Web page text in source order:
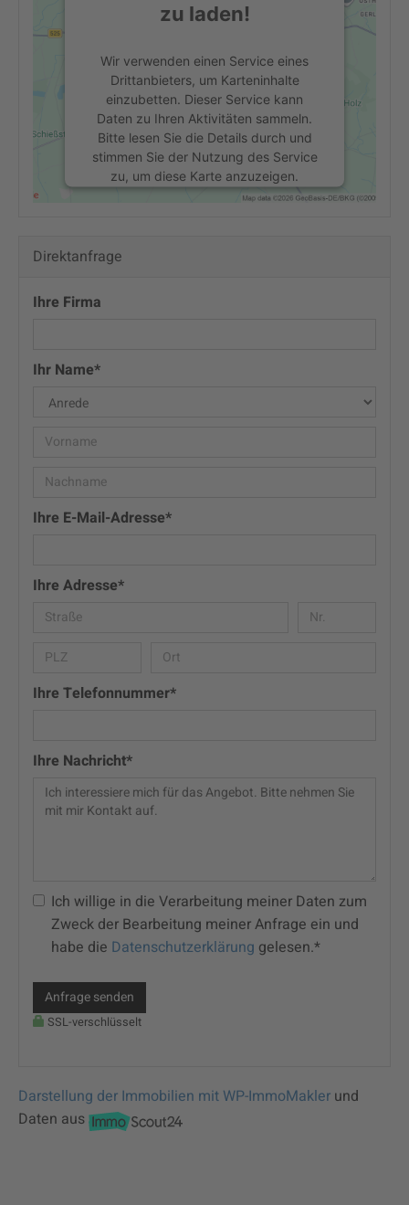
zu laden!
Wir verwenden einen Service eines
Drittanbieters, um Karteninhalte
einzubetten. Dieser Service kann
Daten zu Ihren Aktivitäten sammeln.
Bitte lesen Sie die Details durch und
stimmen Sie der Nutzung des Service
zu, um diese Karte anzuzeigen.
Direktanfrage
Ihre Firma
Ihr Name*
Ihre E-Mail-Adresse*
Ihre Adresse*
Ihre Telefonnummer*
Ihre Nachricht*
Ich willige in die Verarbeitung meiner Daten zum
Zweck der Bearbeitung meiner Anfrage ein und
habe die Datenschutzerklärung gelesen.*
Anfrage senden
SSL-verschlüsselt
Darstellung der Immobilien mit WP-ImmoMakler und
Daten aus